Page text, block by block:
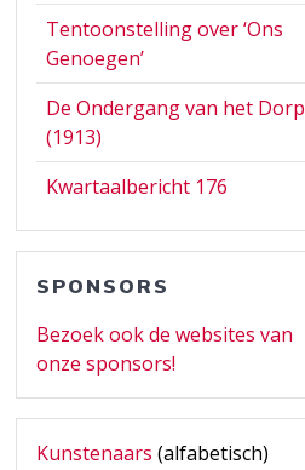
Tentoonstelling over ‘Ons
Genoegen’
De Ondergang van het Dorp
(1913)
Kwartaalbericht 176
SPONSORS
Bezoek ook de websites van
onze sponsors!
Kunstenaars (alfabetisch)